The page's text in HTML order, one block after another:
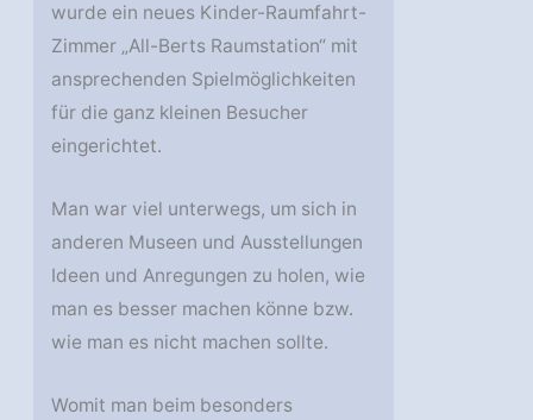
wurde ein neues Kinder-Raumfahrt-
Zimmer „All-Berts Raumstation“ mit
ansprechenden Spielmöglichkeiten
für die ganz kleinen Besucher
eingerichtet.
Man war viel unterwegs, um sich in
anderen Museen und Ausstellungen
Ideen und Anregungen zu holen, wie
man es besser machen könne bzw.
wie man es nicht machen sollte.
Womit man beim besonders